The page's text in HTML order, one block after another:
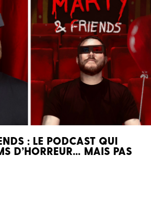
: LE PODCAST QUI
D’HORREUR… MAIS PAS